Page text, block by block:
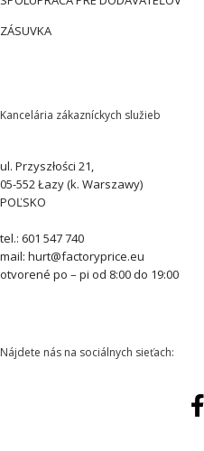
ZÁSUVKA
Kancelária zákazníckych služieb
ul. Przyszłości 21,
05-552 Łazy (k. Warszawy)
POĽSKO
tel.: 601 547 740
mail: hurt@factoryprice.eu
otvorené po – pi od 8:00 do 19:00
Nájdete nás na sociálnych sieťach: